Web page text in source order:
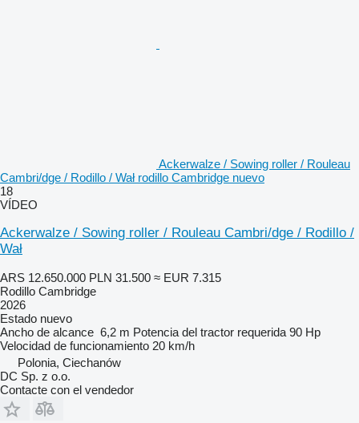
Ackerwalze / Sowing roller / Rouleau
Cambri/dge / Rodillo / Wał rodillo Cambridge nuevo
18
VÍDEO
Ackerwalze / Sowing roller / Rouleau Cambri/dge / Rodillo /
Wał
ARS 12.650.000 PLN 31.500 ≈ EUR 7.315
Rodillo Cambridge
2026
Estado nuevo
Ancho de alcance 6,2 m Potencia del tractor requerida 90 Hp
Velocidad de funcionamiento 20 km/h
Polonia, Ciechanów
DC Sp. z o.o.
Contacte con el vendedor